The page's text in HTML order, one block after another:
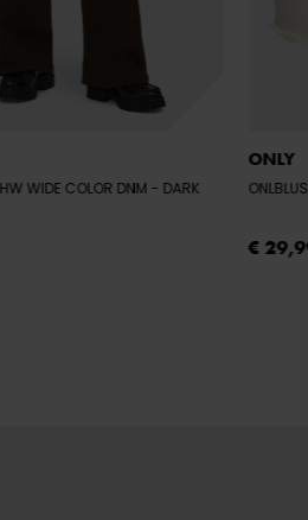
WIDE COLOR DNM - DARK
ONLY
€